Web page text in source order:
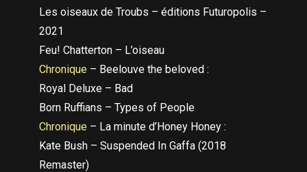
Les oiseaux de Troubs – éditions Futuropolis –
2021
Feu! Chatterton – L’oiseau
Chronique – Beelouve the beloved :
Royal Deluxe – Bad
Born Ruffians – Types of People
Chronique – La minute d’Honey Honey :
Kate Bush – Suspended In Gaffa (2018
Remaster)